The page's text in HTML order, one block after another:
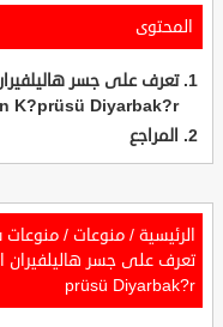
المحتوى
تعرف على جسر
K?prüsü Diyarbak?r
المراجع
الرئيسية / منوعات / منوعات
prüsü Diyarbak?r